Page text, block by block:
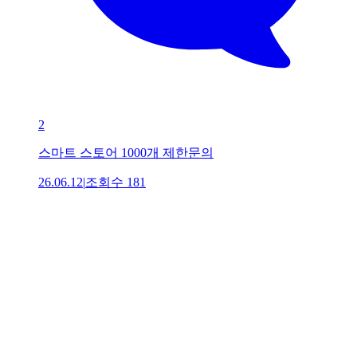
2
스마트 스토어 1000개 제한문의
26.06.12|조회수 181